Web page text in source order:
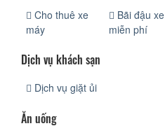
Cho thuê xe
máy
Bãi đậu xe
miễn phí
Dịch vụ khách sạn
Dịch vụ giặt ủi
Ăn uống